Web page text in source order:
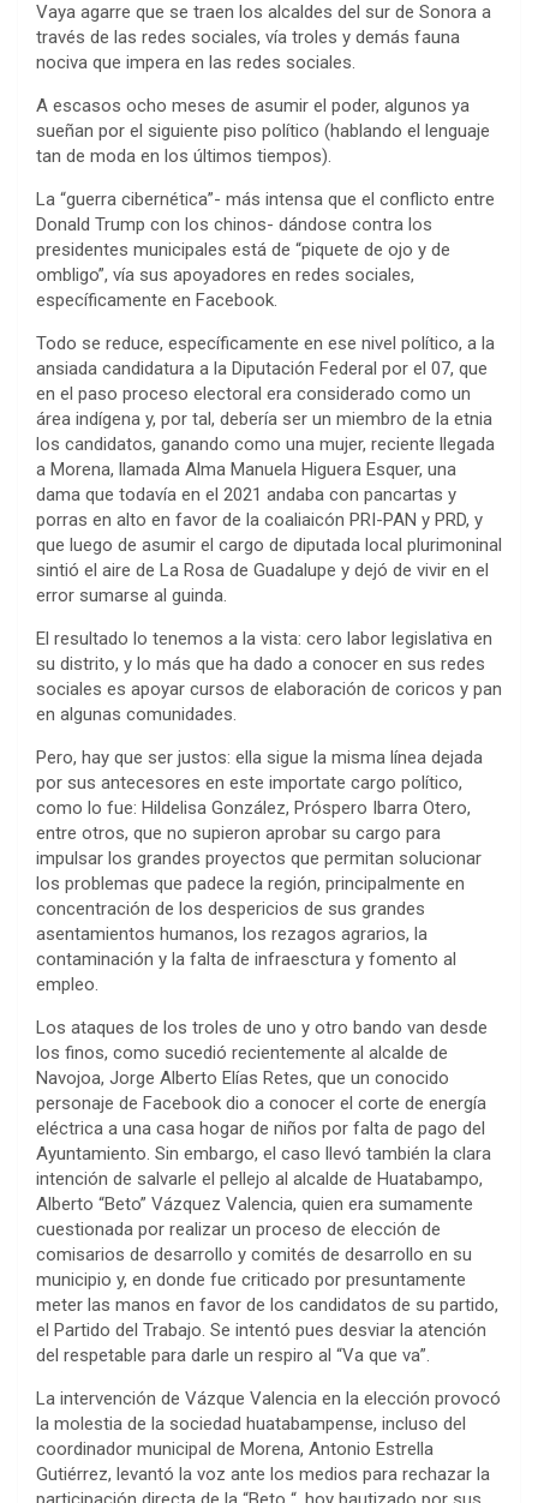
Vaya agarre que se traen los alcaldes del sur de Sonora a
través de las redes sociales, vía troles y demás fauna
nociva que impera en las redes sociales.
A escasos ocho meses de asumir el poder, algunos ya
sueñan por el siguiente piso político (hablando el lenguaje
tan de moda en los últimos tiempos).
La “guerra cibernética”- más intensa que el conflicto entre
Donald Trump con los chinos- dándose contra los
presidentes municipales está de “piquete de ojo y de
ombligo”, vía sus apoyadores en redes sociales,
específicamente en Facebook.
Todo se reduce, específicamente en ese nivel político, a la
ansiada candidatura a la Diputación Federal por el 07, que
en el paso proceso electoral era considerado como un
área indígena y, por tal, debería ser un miembro de la etnia
los candidatos, ganando como una mujer, reciente llegada
a Morena, llamada Alma Manuela Higuera Esquer, una
dama que todavía en el 2021 andaba con pancartas y
porras en alto en favor de la coaliaicón PRI-PAN y PRD, y
que luego de asumir el cargo de diputada local plurimoninal
sintió el aire de La Rosa de Guadalupe y dejó de vivir en el
error sumarse al guinda.
El resultado lo tenemos a la vista: cero labor legislativa en
su distrito, y lo más que ha dado a conocer en sus redes
sociales es apoyar cursos de elaboración de coricos y pan
en algunas comunidades.
Pero, hay que ser justos: ella sigue la misma línea dejada
por sus antecesores en este importate cargo político,
como lo fue: Hildelisa González, Próspero Ibarra Otero,
entre otros, que no supieron aprobar su cargo para
impulsar los grandes proyectos que permitan solucionar
los problemas que padece la región, principalmente en
concentración de los despericios de sus grandes
asentamientos humanos, los rezagos agrarios, la
contaminación y la falta de infraesctura y fomento al
empleo.
Los ataques de los troles de uno y otro bando van desde
los finos, como sucedió recientemente al alcalde de
Navojoa, Jorge Alberto Elías Retes, que un conocido
personaje de Facebook dio a conocer el corte de energía
eléctrica a una casa hogar de niños por falta de pago del
Ayuntamiento. Sin embargo, el caso llevó también la clara
intención de salvarle el pellejo al alcalde de Huatabampo,
Alberto “Beto” Vázquez Valencia, quien era sumamente
cuestionada por realizar un proceso de elección de
comisarios de desarrollo y comités de desarrollo en su
municipio y, en donde fue criticado por presuntamente
meter las manos en favor de los candidatos de su partido,
el Partido del Trabajo. Se intentó pues desviar la atención
del respetable para darle un respiro al “Va que va”.
La intervención de Vázque Valencia en la elección provocó
la molestia de la sociedad huatabampense, incluso del
coordinador municipal de Morena, Antonio Estrella
Gutiérrez, levantó la voz ante los medios para rechazar la